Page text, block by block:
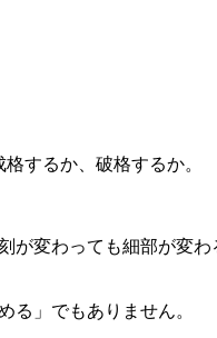
するか、破格するか。
が変わっても細部が変
る」でもありません。